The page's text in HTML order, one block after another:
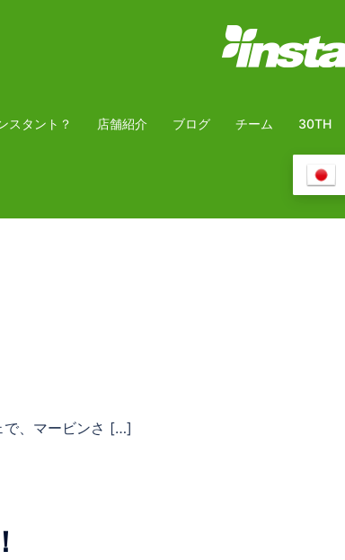
スタント？ 店舗紹介 ブログ チーム 30TH
で、マービンさ […]